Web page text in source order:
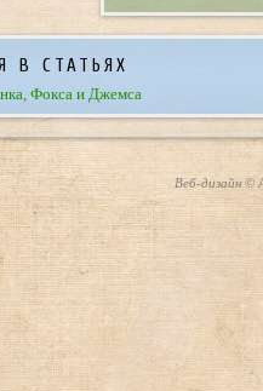
в статьях
Фокса и Джемса
Веб-дизайн ©